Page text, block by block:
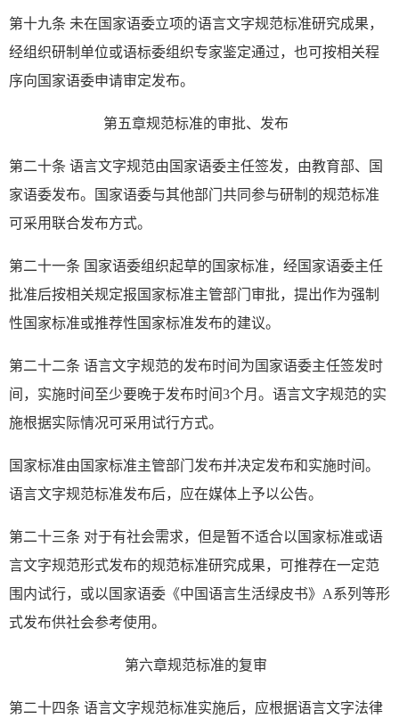
第十九条 未在国家语委立项的语言文字规范标准研究成果，
经组织研制单位或语标委组织专家鉴定通过，也可按相关程
序向国家语委申请审定发布。
第五章规范标准的审批、发布
第二十条 语言文字规范由国家语委主任签发，由教育部、国
家语委发布。国家语委与其他部门共同参与研制的规范标准
可采用联合发布方式。
第二十一条 国家语委组织起草的国家标准，经国家语委主任
批准后按相关规定报国家标准主管部门审批，提出作为强制
性国家标准或推荐性国家标准发布的建议。
第二十二条 语言文字规范的发布时间为国家语委主任签发时
间，实施时间至少要晚于发布时间3个月。语言文字规范的实
施根据实际情况可采用试行方式。
国家标准由国家标准主管部门发布并决定发布和实施时间。
语言文字规范标准发布后，应在媒体上予以公告。
第二十三条 对于有社会需求，但是暂不适合以国家标准或语
言文字规范形式发布的规范标准研究成果，可推荐在一定范
围内试行，或以国家语委《中国语言生活绿皮书》A系列等形
式发布供社会参考使用。
第六章规范标准的复审
第二十四条 语言文字规范标准实施后，应根据语言文字法律